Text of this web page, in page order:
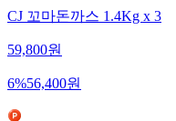
CJ 꼬마돈까스 1.4Kg x 3
59,800원
6%56,400원